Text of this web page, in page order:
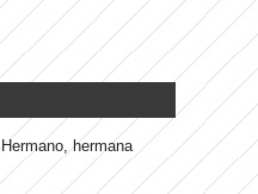
hermana